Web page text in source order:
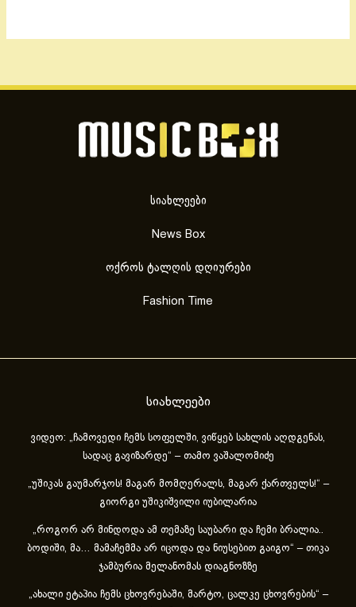
სიახლეები
News Box
ოქროს ტალღის დღიურები
Fashion Time
სიახლეები
ვიდეო: „ჩამოვედი ჩემს სოფელში, ვიწყებ სახლის აღდგენას,
სადაც გავიზარდე“ – თამო ვაშალომიძე
„უშიკას გაუმარჯოს! მაგარ მომღერალს, მაგარ ქართველს!“ –
გიორგი უშიკიშვილი იუბილარია
„როგორ არ მინდოდა ამ თემაზე საუბარი და ჩემი ბრალია..
ბოდიში, მა… მამაჩემმა არ იცოდა და ნიუსებით გაიგო“ – თიკა
ჯამბურია მელანომას დიაგნოზზე
„ახა­ლი ეტა­პია ჩემს ცხოვ­რე­ბა­ში, მარ­ტო, ცალ­კე ცხოვ­რე­ბის“ –